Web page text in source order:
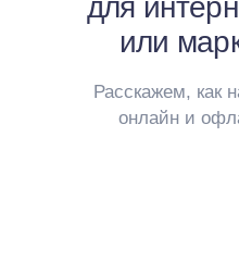
для
или
Расскажем, как
онлайн и